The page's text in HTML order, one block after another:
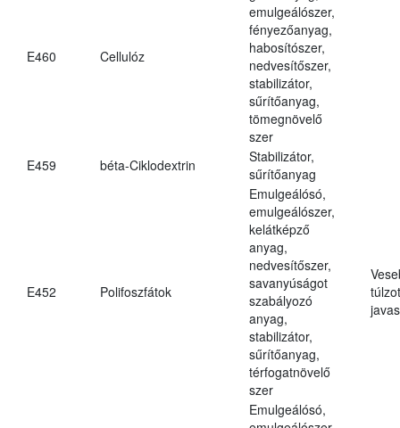
E460 Cellulóz
emulgeálószer,
fényezőanyag,
habosítószer,
nedvesítőszer,
stabilizátor,
sűrítőanyag,
tömegnövelő
szer
E459
béta-Ciklodextrin
Stabilizátor,
sűrítőanyag
E452 Polifoszfátok
Emulgeálósó,
emulgeálószer,
kelátképző
anyag,
nedvesítőszer,
savanyúságot
szabályozó
anyag,
stabilizátor,
sűrítőanyag,
térfogatnövelő
szer
Emulgeálósó,